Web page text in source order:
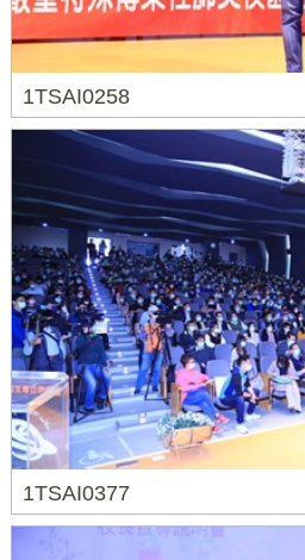
1TSAI0258
1TSAI0377